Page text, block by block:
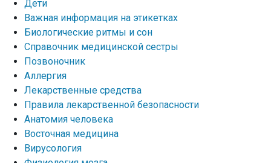
Дети
Важная информация на этикетках
Биологические ритмы и сон
Справочник медицинской сестры
Позвоночник
Аллергия
Лекарственные средства
Правила лекарственной безопасности
Aнатомия человека
Восточная медицина
Вирусология